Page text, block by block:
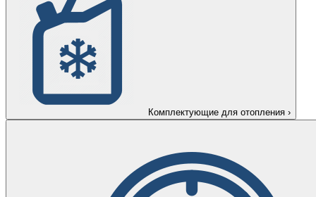
Комплектующие для отопления ›